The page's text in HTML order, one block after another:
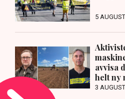
5
avvisa
helt ny
3